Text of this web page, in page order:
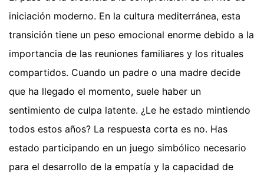
iniciación moderno. En la cultura mediterránea, esta
transición tiene un peso emocional enorme debido a la
importancia de las reuniones familiares y los rituales
compartidos. Cuando un padre o una madre decide
que ha llegado el momento, suele haber un
sentimiento de culpa latente. ¿Le he estado mintiendo
todos estos años? La respuesta corta es no. Has
estado participando en un juego simbólico necesario
para el desarrollo de la empatía y la capacidad de